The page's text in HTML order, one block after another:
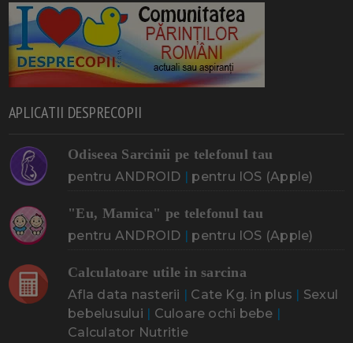
APLICATII DESPRECOPII
Odiseea Sarcinii pe telefonul tau
pentru ANDROID | pentru IOS (Apple)
"Eu, Mamica" pe telefonul tau
pentru ANDROID | pentru IOS (Apple)
Calculatoare utile in sarcina
Afla data nasterii | Cate Kg. in plus | Sexul
bebelusului | Culoare ochi bebe |
Calculator Nutritie